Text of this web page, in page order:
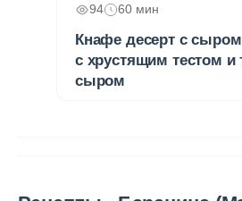
94 60 мин
Кнафе десерт с
с хрустящим тестом и
сыром